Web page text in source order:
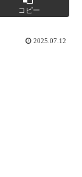
コピー
2025.07.12